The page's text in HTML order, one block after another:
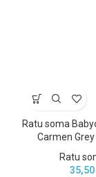
kabata
ātrās piekļuves
Ratu soma
Carmen
Ratu
35,50